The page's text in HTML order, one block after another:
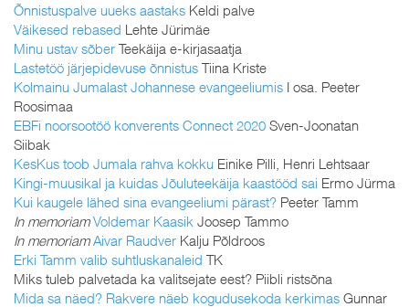
Õnnistuspalve uueks aastaks Keldi palve
Väikesed rebased Lehte Jürimäe
Minu ustav sõber Teekäija e-kirjasaatja
Lastetöö järjepidevuse õnnistus Tiina Kriste
Kolmainu Jumalast Johannese evangeeliumis I osa. Peeter
Roosimaa
EBFi noorsootöö konverents Connect 2020 Sven-Joonatan
Siibak
KesKus toob Jumala rahva kokku Einike Pilli, Henri Lehtsaar
Kingi-muusikal ja kuidas Jõuluteekäija kaastööd sai Ermo Jürma
Kui kaugele lähed sina evangeeliumi pärast? Peeter Tamm
In memoriamVoldemar Kaasik Joosep Tammo
In memoriam Aivar Raudver Kalju Põldroos
Erki Tamm valib suhtluskanaleid TK
Miks tuleb palvetada ka valitsejate eest? Piibli ristsõna
Mida sa näed? Rakvere näeb kogudusekoda kerkimas Gunnar